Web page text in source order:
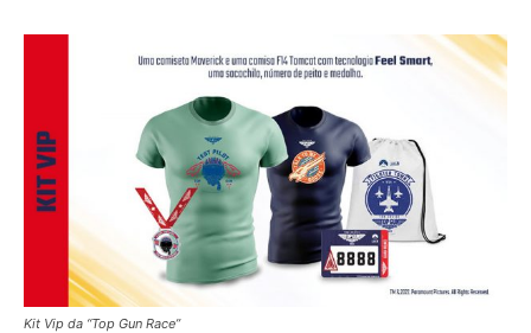
Kit Vip da “Top Gun Race”